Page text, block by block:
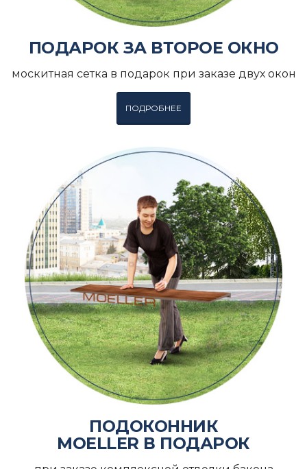
ПОДАРОК ЗА ВТОРОЕ ОКНО
москитная сетка в подарок при заказе двух окон
ПОДРОБНЕЕ
ПОДОКОННИК
MOELLER В ПОДАРОК